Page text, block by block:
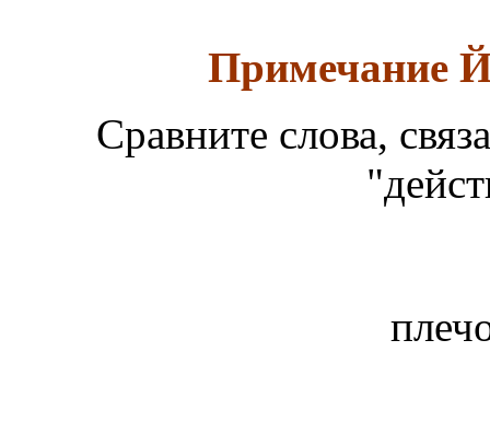
Примечание
Сравните слова,